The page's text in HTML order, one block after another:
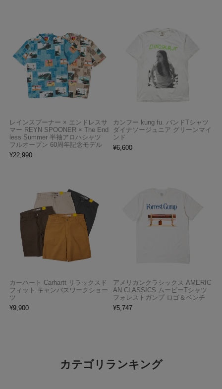
レインスプーナー × エンドレスサ
マー REYN SPOONER × The End
less Summer 半袖アロハシャツ
フルオープン 60周年記念モデル
¥22,990
カンフー kung fu. バンドTシャツ
ダイナソージュニア グリーンマイ
ンド
¥6,600
カーハート Carhartt リラックスド
フィット キャンバスワークショー
ツ
¥9,900
アメリカンクラシックス AMERIC
AN CLASSICS ムービーTシャツ
フォレストガンプ ロゴ＆ベンチ
¥5,747
カテゴリランキング